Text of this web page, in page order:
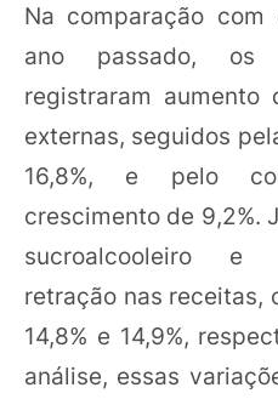
Na comparação
ano passado, os
registraram aumento
externas, seguidos
16,8%, e pelo
crescimento de 9,2%.
sucroalcooleiro e
retração nas receitas,
14,8% e 14,9%,
análise, essas